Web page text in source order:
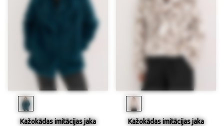
Kažokādas imitācijas jaka
Kažokādas imitācijas jaka